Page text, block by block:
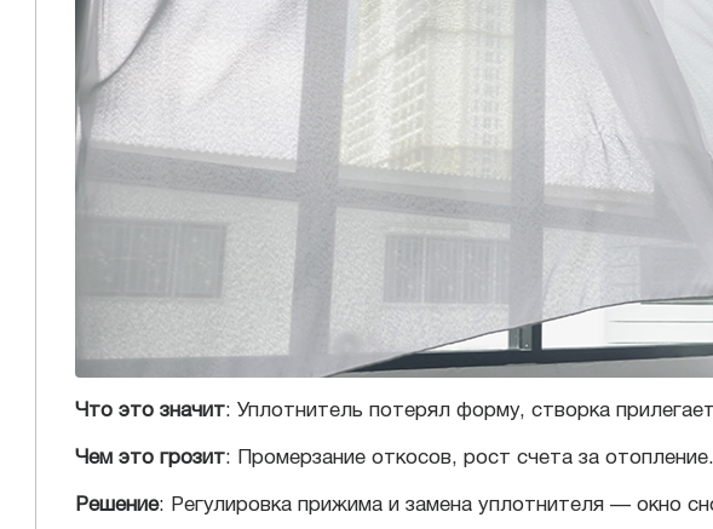
Что это значит: Уплотнитель потерял форму, створка
Чем это грозит: Промерзание откосов, рост счета за отопление.
Решение: Регулировка прижима и замена уплотнителя — окно